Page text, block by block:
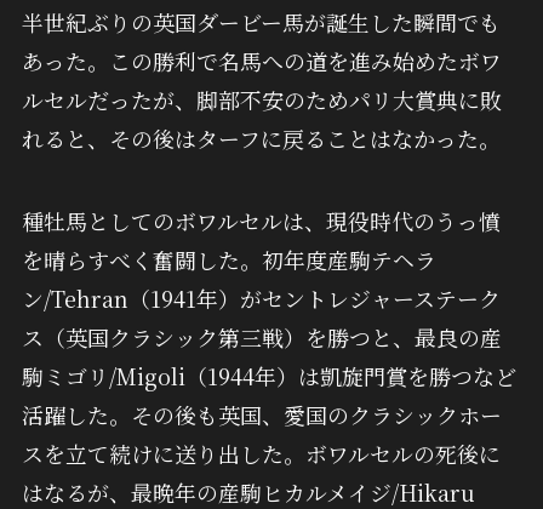
半世紀ぶりの英国ダービー馬が誕生した瞬間でも
あった。この勝利で名馬への道を進み始めたボワ
ルセルだったが、脚部不安のためパリ大賞典に敗
れると、その後はターフに戻ることはなかった。
種牡馬としてのボワルセルは、現役時代のうっ憤
を晴らすべく奮闘した。初年度産駒テヘラ
ン/Tehran（1941年）がセントレジャーステーク
ス（英国クラシック第三戦）を勝つと、最良の産
駒ミゴリ/Migoli（1944年）は凱旋門賞を勝つなど
活躍した。その後も英国、愛国のクラシックホー
スを立て続けに送り出した。ボワルセルの死後に
はなるが、最晩年の産駒ヒカルメイジ/Hikaru